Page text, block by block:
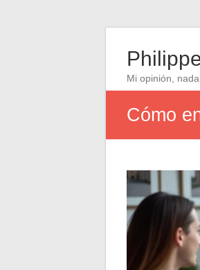
Mi opinión,
Cómo